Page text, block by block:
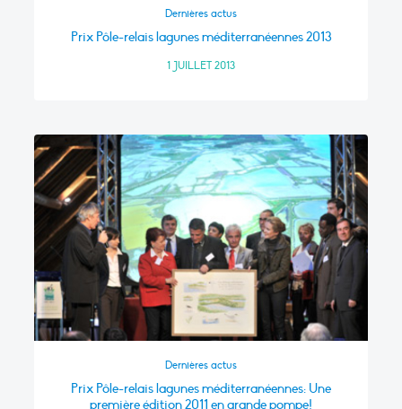
Dernières actus
Prix Pôle-relais lagunes méditerranéennes 2013
1 JUILLET 2013
Dernières actus
Prix Pôle-relais lagunes méditerranéennes: Une
première édition 2011 en grande pompe!